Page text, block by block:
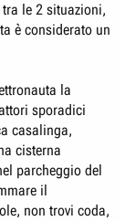
le 2 situazioni,
è considerato un
la
sporadici
casalinga,
cisterna
parcheggio del
il
non trovi coda,